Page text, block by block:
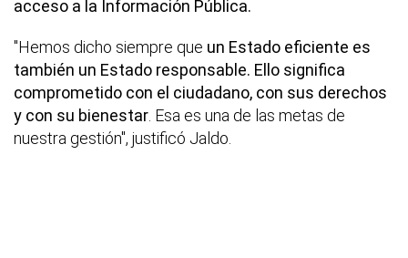
acceso a la Información Pública.
"Hemos dicho siempre que un Estado eficiente es
también un Estado responsable. Ello significa
comprometido con el ciudadano, con sus derechos
y con su bienestar . Esa es una de las metas de
nuestra gestión", justificó Jaldo.